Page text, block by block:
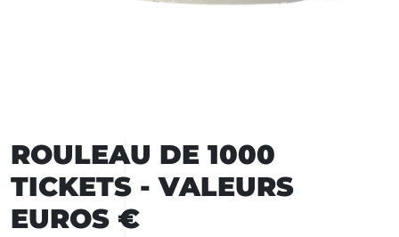
ROULEAU DE 1000
TICKETS - VALEURS
EUROS €